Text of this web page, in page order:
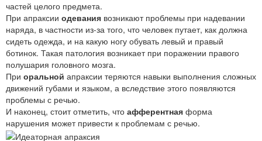
частей целого предмета.
При апраксии одевания возникают проблемы при надевании
наряда, в частности из-за того, что человек путает, как должна
сидеть одежда, и на какую ногу обувать левый и правый
ботинок. Такая патология возникает при поражении правого
полушария головного мозга.
При оральной апраксии теряются навыки выполнения сложных
движений губами и языком, а вследствие этого появляются
проблемы с речью.
И наконец, стоит отметить, что афферентная форма
нарушения может привести к проблемам с речью.